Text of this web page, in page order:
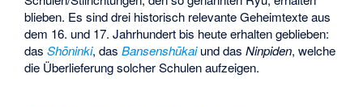
blieben. Es sind drei historisch relevante Geheimtexte aus
dem 16. und 17. Jahrhundert bis heute erhalten geblieben:
dasShōninki, dasBansenshūkaiund dasNinpiden, welche
die Überlieferung solcher Schulen aufzeigen.